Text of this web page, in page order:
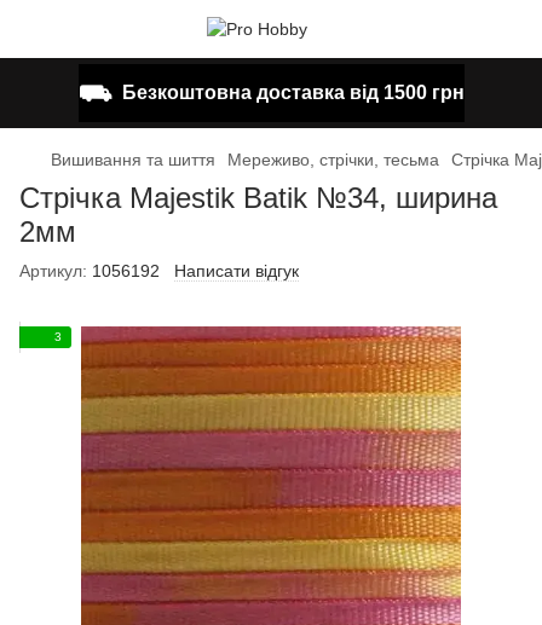
⛟ Безкоштовна доставка від 1500 грн
Вишивання та шиття Мереживо, стрічки, тесьма Стрічка
Стрічка Majestik Batik №34, ширина
2мм
Артикул: 1056192 Написати відгук
3